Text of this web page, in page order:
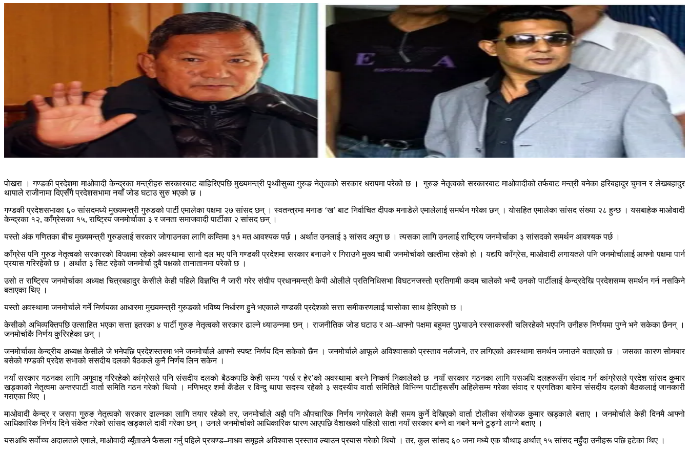
पोखरा । गण्डकी प्रदेशमा माओवादी केन्द्रका मन्त्रीहरु सरकारबाट बाहिरिएपछि मुख्यमन्त्री पृथ्वीसुब्बा गुरुङ नेतृत्वको सरकार धरापमा परेको छ । गुरुङ नेतृत्वको सरकारबाट माओवादीको तर्फबाट मन्त्री बनेका हरिबहादुर चुमान र लेखबहादुर
थापाले राजीनामा दिएसँगै प्रदेशसभामा नयाँ जोड घटाउ सुरु भएको छ ।
गण्डकी प्रदेशसभाका ६० सांसदमध्ये मुख्यमन्त्री गुरुङको पार्टी एमालेका पक्षमा २७ सांसद छन् । स्वतन्त्रमा मनाङ ‘ख’ बाट निर्वाचित दीपक मनाङेले एमालेलाई समर्थन गरेका छन् । योसहित एमालेका सांसद संख्या २८ हुन्छ । यसबाहेक माओवादी
केन्द्रका १२, काँग्रेसका १५, राष्ट्रिय जनमोर्चाका ३ र जनता समाजवादी पार्टीका २ सांसद छन् ।
यस्तो अंक गणितका बीच मुख्यमन्त्री गुरुङलाई सरकार जोगाउनका लागि कम्तिमा ३१ मत आवश्यक पर्छ । अर्थात उनलाई ३ सांसद अपुग छ । त्यसका लागि उनलाई राष्ट्रिय जनमोर्चाका ३ सांसदको समर्थन आवश्यक पर्छ ।
काँग्रेस पनि गुरुङ नेतृत्वको सरकारको विपक्षमा रहेको अवस्थामा सानो दल भए पनि गण्डकी प्रदेशमा सरकार बनाउने र गिराउने मुख्य चाबी जनमोर्चाको खल्तीमा रहेको हो । यद्यपि काँग्रेस, माओवादी लगायतले पनि जनमोर्चालाई आफ्नो पक्षमा पार्न
प्रयास गरिरहेको छ । अर्थात ३ सिट रहेको जनमोर्चा दुबै पक्षको तानातानमा परेको छ ।
उसो त राष्ट्रिय जनमोर्चाका अध्यक्ष चित्रबहादुर केसीले केही पहिले विज्ञप्ति नै जारी गरेर संघीय प्रधानमन्त्री केपी ओलीले प्रतिनिधिसभा विघटनजस्तो प्रतिगामी कदम चालेको भन्दै उनको पार्टीलाई केन्द्रदेखि प्रदेशसम्म समर्थन गर्न नसकिने
बताएका थिए ।
यस्तो अवस्थामा जनमोर्चाले गर्ने निर्णयका आधारमा मुख्यमन्त्री गुरुङको भविष्य निर्धारण हुने भएकाले गण्डकी प्रदेशको सत्ता समीकरणलाई चासोका साथ हेरिएको छ ।
केसीको अभिव्यक्तिपछि उत्साहित भएका सत्ता इतरका ४ पार्टी गुरुङ नेतृत्वको सरकार ढाल्ने ध्याउन्नमा छन् । राजनीतिक जोड घटाउ र आ–आफ्नो पक्षमा बहुमत पु¥याउने रस्साकस्सी चलिरहेको भएपनि उनीहरु निर्णयमा पुग्ने भने सकेका छैनन् ।
जनमोर्चाकै निर्णय कुरिरहेका छन् ।
जनमोर्चाका केन्द्रीय अध्यक्ष केसीले जे भनेपछि प्रदेशस्तरमा भने जनमोर्चाले आफ्नो स्पष्ट निर्णय दिन सकेको छैन । जनमोर्चाले आफूले अविश्वासको प्रस्ताव नलैजाने, तर लगिएको अवस्थामा समर्थन जनाउने बताएको छ । जसका कारण सोमबार
बसेको गण्डकी प्रदेश सभाको संसदीय दलको बैठकले कुनै निर्णय लिन सकेन ।
नयाँ सरकार गठनका लागि अगुवाइ गरिरहेको कांग्रेसले पनि संसदीय दलको बैठकपछि केही समय ‘पर्ख र हेर’को अवस्थामा बस्ने निष्कर्ष निकालेको छ नयाँ सरकार गठनका लागि यसअघि दलहरूसँग संवाद गर्न कांग्रेसले प्रदेश सांसद कुमार
खड्काको नेतृत्वमा अन्तरपार्टी वार्ता समिति गठन गरेको थियो । मणिभद्र शर्मा कँडेल र विन्दु थापा सदस्य रहेको ३ सदस्यीय वार्ता समितिले विभिन्न पार्टीहरूसँग अहिलेसम्म गरेका संवाद र प्रगतिका बारेमा संसदीय दलको बैठकलाई जानकारी
गराएका थिए ।
माओवादी केन्द्र र जसपा गुरुङ नेतृत्वको सरकार ढाल्नका लागि तयार रहेको तर, जनमोर्चाले अझै पनि औपचारिक निर्णय नगरेकाले केही समय कुर्ने देखिएको वार्ता टोलीका संयोजक कुमार खड्काले बताए । जनमोर्चाले केही दिनमै आफ्नो
आधिकारिक निर्णय दिने संकेत गरेको सांसद खड्काले दावी गरेका छन् । उनले जनमोर्चाको आधिकारिक धारण आएपछि वैशाखको पहिलो साता नयाँ सरकार बन्ने वा नबने भन्ने टुङ्गो लाग्ने बताए ।
यसअघि सर्वोच्च अदालतले एमाले, माओवादी ब्यूँताउने फैसला गर्नु पहिले प्रचण्ड–माधव समूहले अविश्वास प्रस्ताव ल्याउन प्रयास गरेको थियो । तर, कुल सांसद ६० जना मध्ये एक चौथाइ अर्थात् १५ सांसद नहुँदा उनीहरू पछि हटेका थिए ।